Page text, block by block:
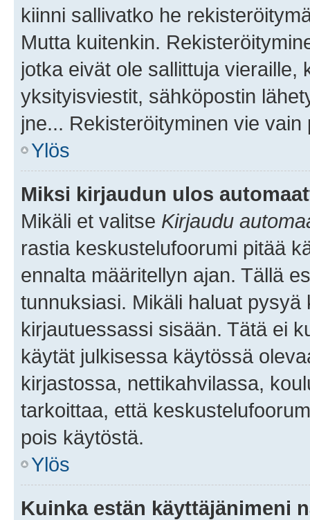
kiinni sallivatko he
Mutta kuitenkin.
jotka eivät ole sallittuja vieraille,
yksityisviestit, sähköpostin
jne... Rekisteröityminen vie
Ylös
Miksi kirjaudun ulos
Mikäli et valitse Kirjaudu
rastia keskustelufoorumi pitää
ennalta määritellyn ajan. Tällä
tunnuksiasi. Mikäli haluat
kirjautuessassi sisään. Tätä ei
käytät julkisessa käytössä
kirjastossa, nettikahvilassa,
tarkoittaa, että
pois käytöstä.
Ylös
Kuinka estän käyttäjänimeni